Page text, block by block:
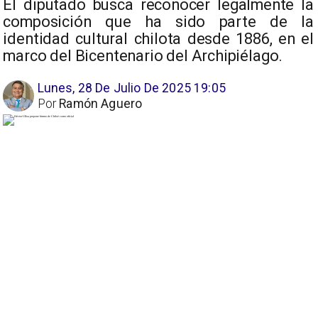
El diputado busca reconocer legalmente la
composición que ha sido parte de la
identidad cultural chilota desde 1886, en el
marco del Bicentenario del Archipiélago.
Lunes, 28 De Julio De 2025 19:05
Ramón Aguero
Por